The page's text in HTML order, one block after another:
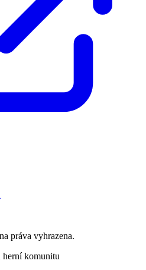
práva vyhrazena.
herní komunitu